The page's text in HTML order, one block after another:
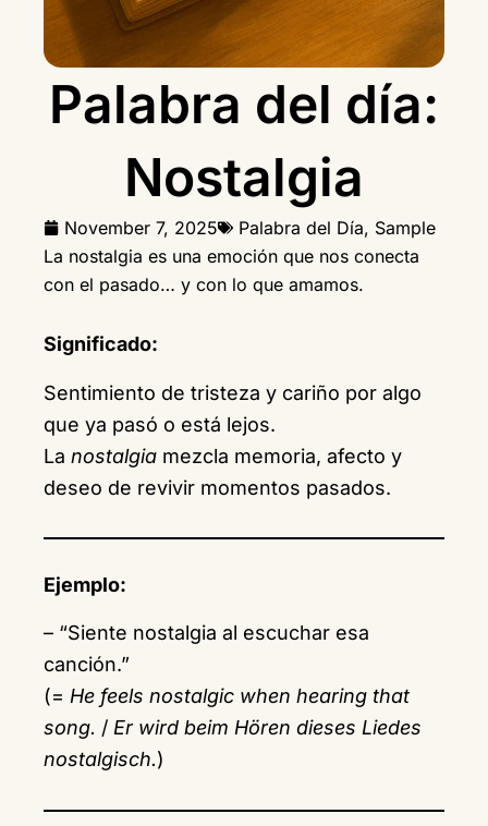
Palabra del día:
Nostalgia
November 7, 2025 Palabra del Día, Sample
La nostalgia es una emoción que nos conecta
con el pasado… y con lo que amamos.
Significado:
Sentimiento de tristeza y cariño por algo
que ya pasó o está lejos.
La nostalgia mezcla memoria, afecto y
deseo de revivir momentos pasados.
Ejemplo:
– “Siente nostalgia al escuchar esa
canción.”
(= He feels nostalgic when hearing that
song. / Er wird beim Hören dieses Liedes
nostalgisch.)